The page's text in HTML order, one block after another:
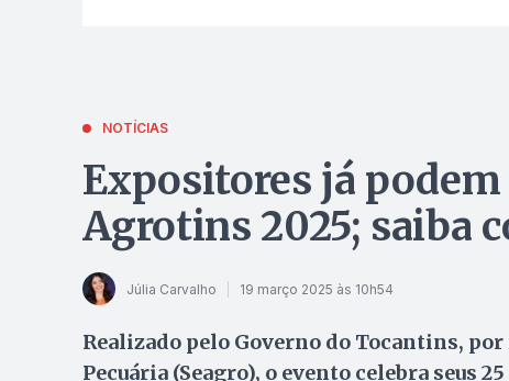
NOTÍCIAS
Expositores já
Agrotins 2025; saiba
Júlia Carvalho 19 março 2025 às 10h54
Realizado pelo Governo do Tocantins,
Pecuária (Seagro), o evento celebra seus